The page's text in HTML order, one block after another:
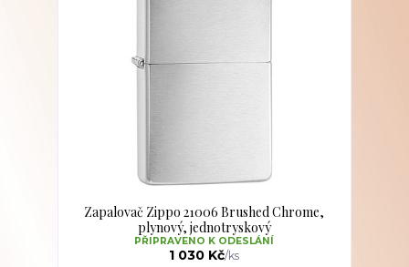
Zapalovač Zippo 21006 Brushed Chrome,
plynový, jednotryskový
1 030 Kč/ks
PŘIPRAVENO K ODESLÁNÍ